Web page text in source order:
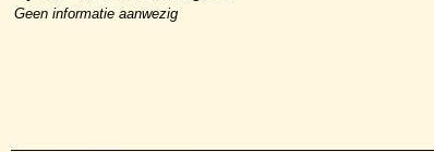
Geen informatie aanwezig